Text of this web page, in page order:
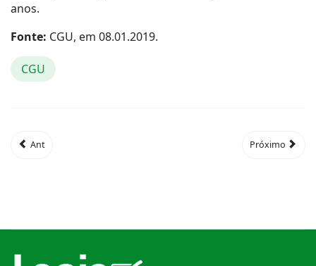
anos.
Fonte: CGU, em 08.01.2019.
CGU
Ant Próximo